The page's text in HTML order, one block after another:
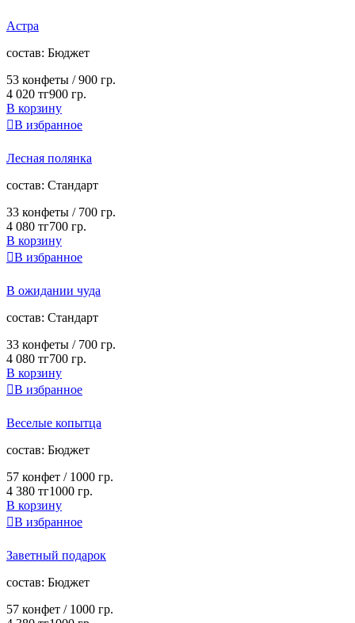
Астра
cостав: Бюджет
53 конфеты /900 гр.
4 020 тг900 гр.
В корзину
В избранное
Лесная полянка
cостав: Стандарт
33 конфеты / 700 гр.
4 080 тг700 гр.
В корзину
В избранное
В ожидании чуда
cостав: Стандарт
33 конфеты / 700 гр.
4 080 тг700 гр.
В корзину
В избранное
Веселые копытца
cостав: Бюджет
57 конфет / 1000 гр.
4 380 тг1000 гр.
В корзину
В избранное
Заветный подарок
cостав: Бюджет
57 конфет / 1000 гр.